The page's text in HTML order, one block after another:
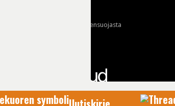
Käyttöehdot ja tietoa yksityisyydensuojasta